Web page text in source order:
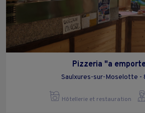
Pizzeria "a
Saulxures-sur-Moselotte -
Hôtellerie et restauration